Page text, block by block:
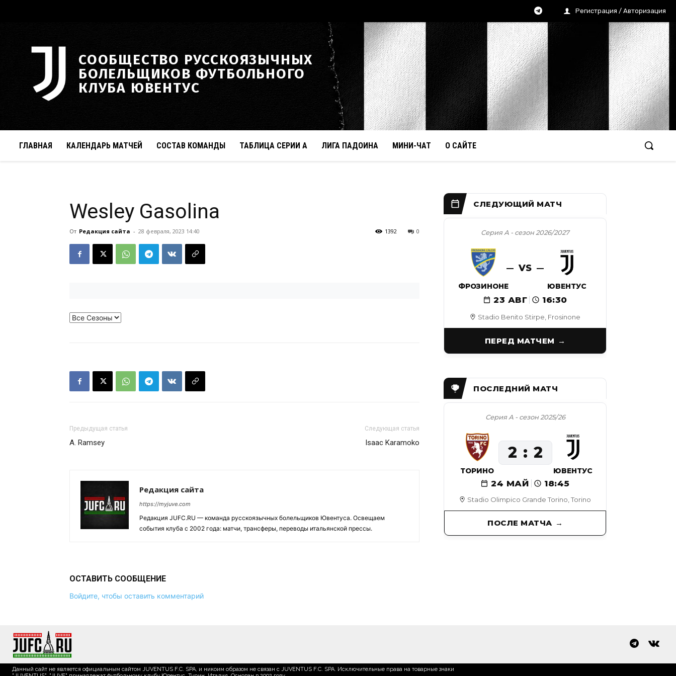
Регистрация / Авторизация
СООБЩЕСТВО РУССКОЯЗЫЧНЫХ
БОЛЕЛЬЩИКОВ ФУТБОЛЬНОГО
КЛУБА ЮВЕНТУС
ГЛАВНАЯ КАЛЕНДАРЬ МАТЧЕЙ СОСТАВ КОМАНДЫ ТАБЛИЦА СЕРИИ А ЛИГА ПАДОИНА МИНИ-ЧАТ О САЙТЕ
Wesley Gasolina
От Редакция сайта - 28 февраля, 2023 14:40 0
1392
Предыдущая статья
A. Ramsey
Следующая статья
Isaac Karamoko
Редакция сайта
https://myjuve.com
Редакция JUFC.RU — команда русскоязычных болельщиков Ювентуса. Освещаем
события клуба с 2002 года: матчи, трансферы, переводы итальянской прессы.
ОСТАВИТЬ СООБЩЕНИЕ
Войдите, чтобы оставить комментарий
Stadio Benito Stirpe, Frosinone
Серия А - сезон 2026/2027
ФРОЗИНОНЕ
VS
ЮВЕНТУС
23 АВГ 16:30
ПЕРЕД МАТЧЕМ
Stadio Olimpico Grande Torino, Torino
Серия А - сезон 2025/26
24 МАЙ 18:45
ТОРИНО
2 2
ЮВЕНТУС
ПОСЛЕ МАТЧА
Данный сайт не является официальным сайтом JUVENTUS F.C. SPA, и никоим образом не связан с JUVENTUS F.C. SPA. Исключительные права на товарные знаки